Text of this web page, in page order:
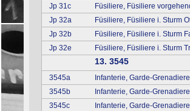
Jp 31c
Füsiliere, Füsiliere
Jp 32a
Füsiliere, Füsiliere i. Sturm
Jp 32b
Füsiliere, Füsiliere i. Sturm
Jp 32e
Füsiliere, Füsiliere i. Sturm
13. 3545
3545a
Infanterie, Garde-
3545b
Infanterie, Garde-
3545c
Infanterie, Garde-